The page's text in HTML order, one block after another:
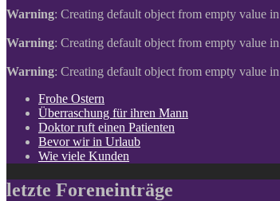
Warning: Creating default object from empty value in
Warning: Creating default object from empty value in
Warning: Creating default object from empty value in
Frohe Ostern
Überraschung für ihren Mann
Doktor ruft einen Patienten
Bevor wir in Urlaub
Wie viele Kunden
letzte Foreneinträge